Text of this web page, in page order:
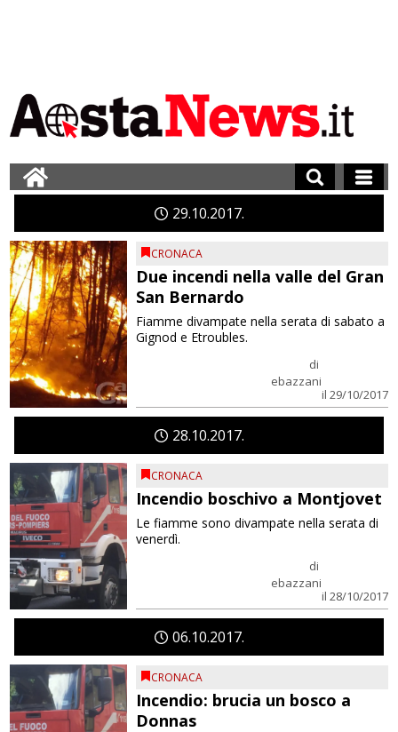
29 10 2017
CRONACA
Due incendi nella valle del Gran
San Bernardo
di
ebazzani
il 29/10/2017
Fiamme divampate nella serata di sabato a
Gignod e Etroubles.
28 10 2017
CRONACA
Incendio boschivo a Montjovet
di
ebazzani
il 28/10/2017
Le fiamme sono divampate nella serata di
venerdì.
06 10 2017
CRONACA
Incendio: brucia un bosco a
Donnas